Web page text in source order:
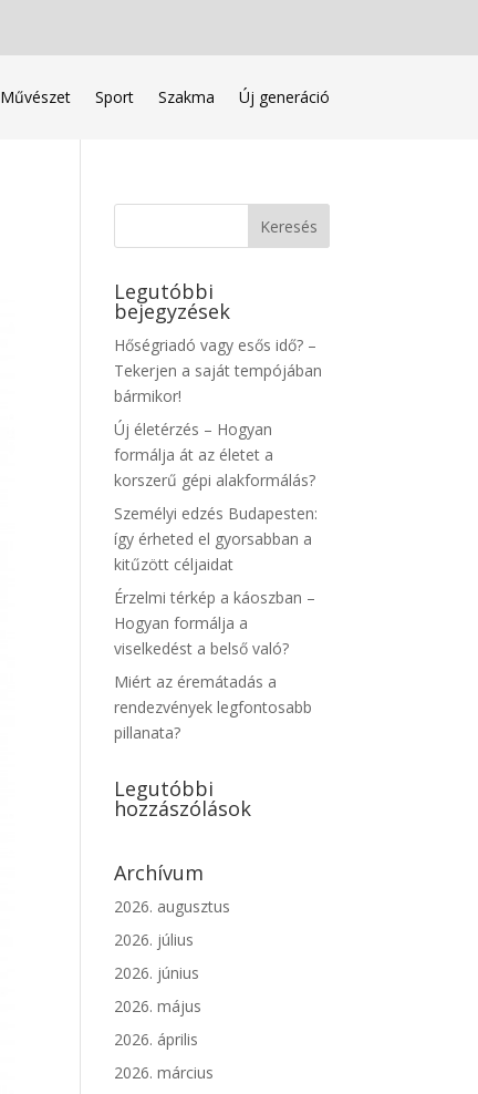
Művészet Sport Szakma Új generáció
Legutóbbi
bejegyzések
Hőségriadó vagy esős idő? –
Tekerjen a saját tempójában
bármikor!
Új életérzés – Hogyan
formálja át az életet a
korszerű gépi alakformálás?
Személyi edzés Budapesten:
így érheted el gyorsabban a
kitűzött céljaidat
Érzelmi térkép a káoszban –
Hogyan formálja a
viselkedést a belső való?
Miért az éremátadás a
rendezvények legfontosabb
pillanata?
Legutóbbi
hozzászólások
Archívum
2026. augusztus
2026. július
2026. június
2026. május
2026. április
2026. március